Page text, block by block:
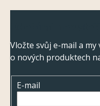
Vložte svůj e-mail a
o nových produktech
E-mail